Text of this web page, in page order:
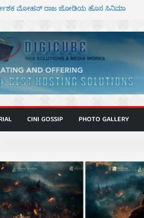
ಮೋಹನ್ ರಾಜ ಜೋಡಿಯ ಹೊಸ ಸಿನಿಮಾ
ಅಜೇಯಂ” ಹಾಡಿದ ದೃಶ್ಯ ವೈಭವ
ಶಿವಣ್ಣ ಅಭಿನಯದ ‘ಬಾಸ್’ ಚಿತ್ರ ತೆರೆಗೆ
ಮಿತ್ರ ಅಭಿನಯದ “ಮಹಾನ್” ಫಸ್ಟ್ ಲುಕ್
CINI GOSSIP PHOTO GALLERY